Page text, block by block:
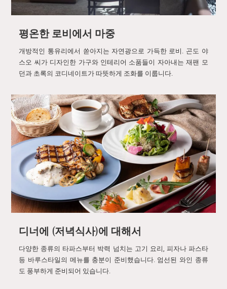
평온한 로비에서 마중
개방적인 통유리에서 쏟아지는 자연광으로 가득한 로비. 곤도 야
스오 씨가 디자인한 가구와 인테리어 소품들이 자아내는 재팬 모
던과 초록의 코디네이트가 따뜻하게 조화를 이룹니다.
디너에 (저녁식사)에 대해서
다양한 종류의 타파스부터 박력 넘치는 고기 요리, 피자나 파스타
등 바루스타일의 메뉴를 충분이 준비했습니다. 엄선된 와인 종류
도 풍부하게 준비되어 있습니다.